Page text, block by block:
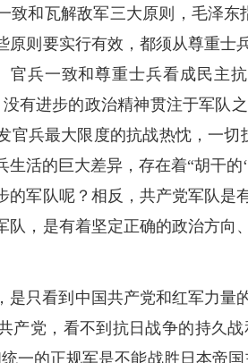
致和瓦解敌军三大原则，毛泽
原则要实行有效，都须从尊重
官兵一致和尊重士兵看成民主
有进步的政治精神贯注于军队
官兵最大限度的抗战热忱，一
活的巨大差异，存在着“胡干的
的军队呢？相反，共产党军队是
队，是有着坚定正确的政治方
是只看到中国共产党和红军力
产党，看不到抗日战争的持久
一的正规军是不能战胜日本帝